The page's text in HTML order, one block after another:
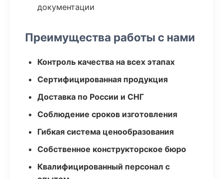
документации
Преимущества работы с нами
Контроль качества на всех этапах
Сертифицированная продукция
Доставка по России и СНГ
Соблюдение сроков изготовления
Гибкая система ценообразования
Собственное конструкторское бюро
Квалифицированный персонал с